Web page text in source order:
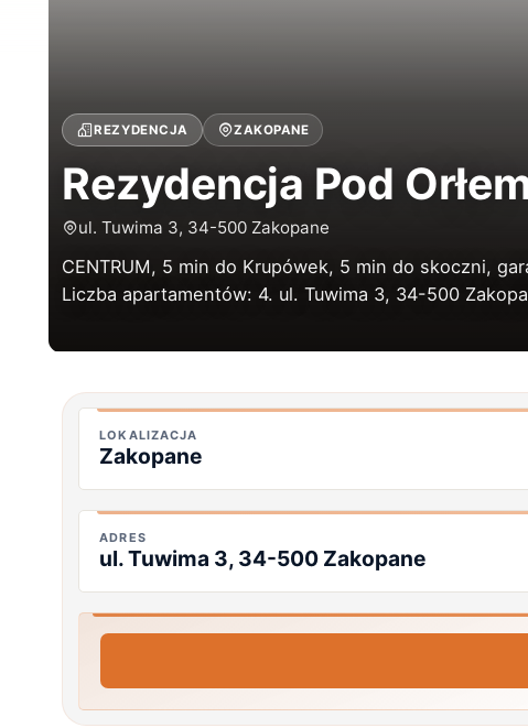
REZYDENCJA ZAKOPANE
Rezydencja Pod
ul. Tuwima 3, 34-500 Zakopane
CENTRUM, 5 min do Krupówek, 5 min do skoczni,
Liczba apartamentów: 4. ul. Tuwima 3, 34-500
LOKALIZACJA
Zakopane
ADRES
ul. Tuwima 3, 34-500 Zakopane